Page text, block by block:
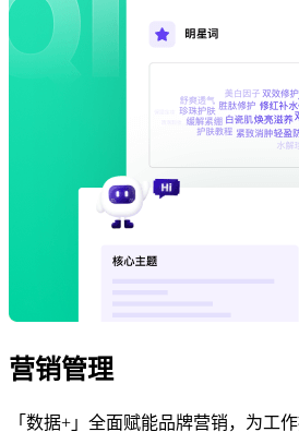
营销管理
「数据+」全面赋能品牌营销，为工